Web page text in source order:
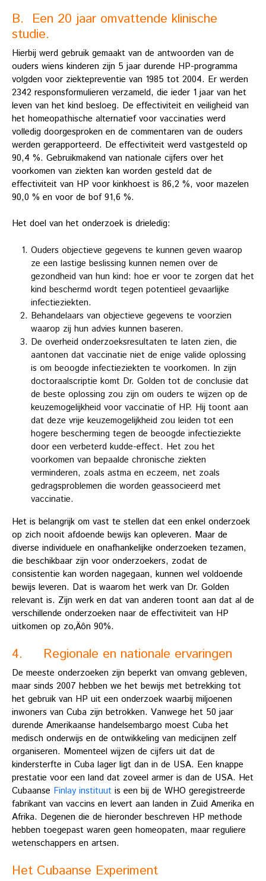
B. Een 20 jaar omvattende klinische
studie.
Hierbij werd gebruik gemaakt van de antwoorden van de
ouders wiens kinderen zijn 5 jaar durende HP-programma
volgden voor ziektepreventie van 1985 tot 2004. Er werden
2342 responsformulieren verzameld, die ieder 1 jaar van het
leven van het kind besloeg. De effectiviteit en veiligheid van
het homeopathische alternatief voor vaccinaties werd
volledig doorgesproken en de commentaren van de ouders
werden gerapporteerd. De effectiviteit werd vastgesteld op
90,4 %. Gebruikmakend van nationale cijfers over het
voorkomen van ziekten kan worden gesteld dat de
effectiviteit van HP voor kinkhoest is 86,2 %, voor mazelen
90,0 % en voor de bof 91,6 %.
Het doel van het onderzoek is drieledig:
Ouders objectieve gegevens te kunnen geven waarop
ze een lastige beslissing kunnen nemen over de
gezondheid van hun kind: hoe er voor te zorgen dat het
kind beschermd wordt tegen potentieel gevaarlijke
infectieziekten.
Behandelaars van objectieve gegevens te voorzien
waarop zij hun advies kunnen baseren.
De overheid onderzoeksresultaten te laten zien, die
aantonen dat vaccinatie niet de enige valide oplossing
is om beoogde infectieziekten te voorkomen. In zijn
doctoraalscriptie komt Dr. Golden tot de conclusie dat
de beste oplossing zou zijn om ouders te wijzen op de
keuzemogelijkheid voor vaccinatie of HP. Hij toont aan
dat deze vrije keuzemogelijkheid zou leiden tot een
hogere bescherming tegen de beoogde infectieziekte
door een verbeterd kudde-effect. Het zou het
voorkomen van bepaalde chronische ziekten
verminderen, zoals astma en eczeem, net zoals
gedragsproblemen die worden geassocieerd met
vaccinatie.
Het is belangrijk om vast te stellen dat een enkel onderzoek
op zich nooit afdoende bewijs kan opleveren. Maar de
diverse individuele en onafhankelijke onderzoeken tezamen,
die beschikbaar zijn voor onderzoekers, zodat de
consistentie kan worden nagegaan, kunnen wel voldoende
bewijs leveren. Dat is waarom het werk van Dr. Golden
relevant is. Zijn werk en dat van anderen toont aan dat al de
verschillende onderzoeken naar de effectiviteit van HP
uitkomen op zo‚Äôn 90%.
4. Regionale en nationale ervaringen
De meeste onderzoeken zijn beperkt van omvang gebleven,
maar sinds 2007 hebben we het bewijs met betrekking tot
het gebruik van HP uit een onderzoek waarbij miljoenen
inwoners van Cuba zijn betrokken. Vanwege het 50 jaar
durende Amerikaanse handelsembargo moest Cuba het
medisch onderwijs en de ontwikkeling van medicijnen zelf
organiseren. Momenteel wijzen de cijfers uit dat de
kindersterfte in Cuba lager ligt dan in de USA. Een knappe
prestatie voor een land dat zoveel armer is dan de USA. Het
Cubaanse Finlay instituut is een bij de WHO geregistreerde
fabrikant van vaccins en levert aan landen in Zuid Amerika en
Afrika. Degenen die de hieronder beschreven HP methode
hebben toegepast waren geen homeopaten, maar reguliere
wetenschappers en artsen.
Het Cubaanse Experiment